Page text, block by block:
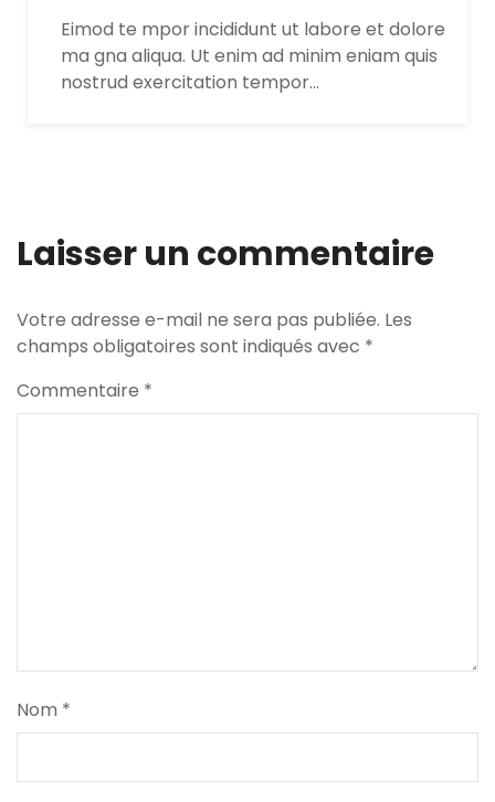
Eimod te mpor incididunt ut labore et dolore
ma gna aliqua. Ut enim ad minim eniam quis
nostrud exercitation tempor…
Laisser un commentaire
Votre adresse e-mail ne sera pas publiée. Les
champs obligatoires sont indiqués avec *
Commentaire *
Nom *